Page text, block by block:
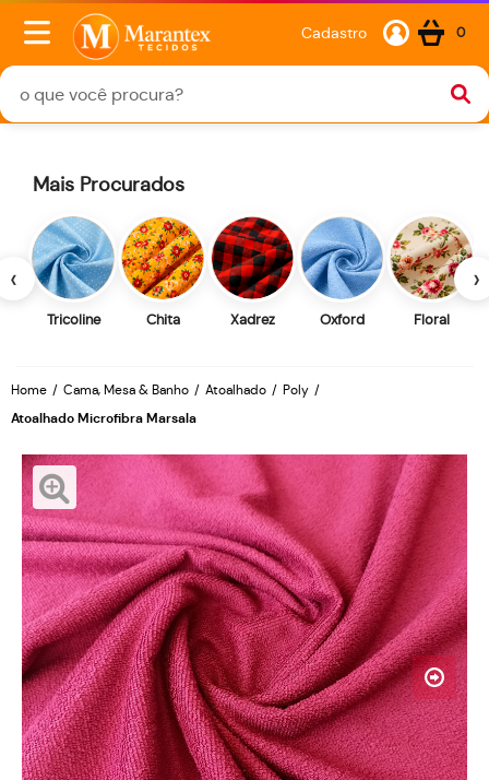
Cadastro 0
‹
Mais Procurados
Tricoline Chita Xadrez Oxford Floral
›
Home Cama, Mesa & Banho Atoalhado Poly
Atoalhado Microfibra Marsala